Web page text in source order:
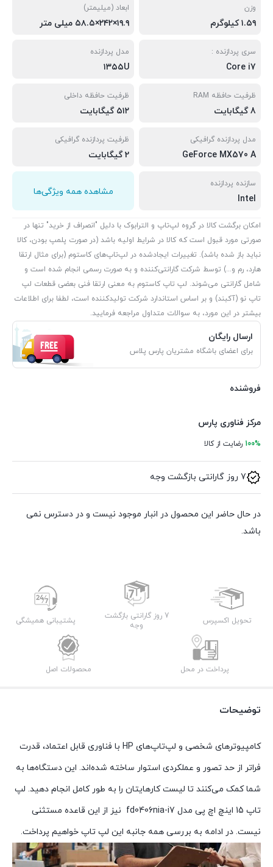
وزن
۱.۵۹ کیلوگرم
ابعاد (میلیمتر)
۱۹.۹×۲۴۲×۵۸.۵ میلی متر
سری پردازنده :
Core i7
مدل پردازنده
۱۳۵۵U
ظرفیت حافظه RAM
8 گیگابایت
ظرفیت حافظه داخلی
۵۱۲ گیگابایت
مدل پردازنده گرافیکی
GeForce MX570 A
ظرفیت پردازنده گرافیکی
2 گیگابایت
سازنده پردازنده
Intel
مشاهده همه ویژگی‌ها
امکان برگشت کالا در گروه لپ‌تاپ و الترابوک با دلیل "انصراف از خرید" تنها در
صورتی مورد قبول است که کالا در شرایط اولیه باشد (در صورت پلمپ بودن، کالا
نباید باز شده باشد). تغییرات ایجادشده در لپ‌تاپ‌های کاستوم (برای مثال ارتقا
هارد، رم و...) توسط شرکت گارانتی‌کننده و به صورت رسمی انجام شده است و
شامل گارانتی می‌شوند. لپ تاپ کاستوم به معنی ارتقا فنی بعضی قطعات لپ
تاپ نو (آکبند) و بر اساس استاندارد شرکت تولیدکننده است، لطفا برای اطلاعات
بیشتر در این مورد، به سوالات متداول مراجعه فرمایید.
ارسال رایگان
برای اعضای باشگاه مشتریان پارس پلاس
فروشنده
مرکز فناوری پارس
100% رضایت از کالا
7 روز گارانتی بازگشت وجه
در حال حاضر این محصول در انبار موجود نیست و در دسترس نمی
باشد.
تحویل اکسپرس
7 روز گارانتی بازگشت
وجه
پشتیبانی همیشگی
پرداخت در محل محصولات اصل
توضیحات
کامپیوترهای شخصی و لپ‌تاپ‌های HP با فناوری قابل اعتماد، قدرت
فراتر از حد تصور و عملکردی استوار ساخته شده‌اند. این دستگاه‌ها به
شما کمک می‌کنند تا لیست کارهایتان را به طور کامل انجام دهید. لپ
تاپ 15 اینچ اچ پی مدل fd0406nia-i7 نیز از این قاعده مستثنی
نیست. در ادامه به بررسی همه جانبه این لپ تاپ خواهیم پرداخت.